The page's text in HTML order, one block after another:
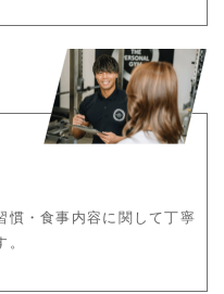
慣・食事内容に関して丁寧